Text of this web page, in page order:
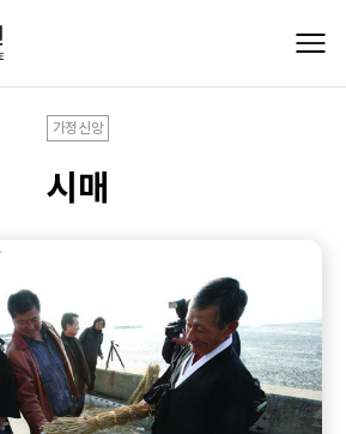
가정신앙
시매